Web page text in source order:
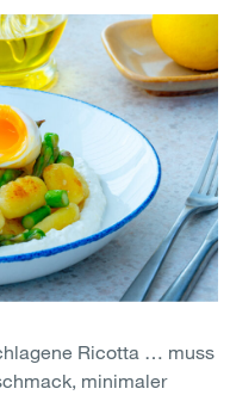
Ricotta … muss
minimaler